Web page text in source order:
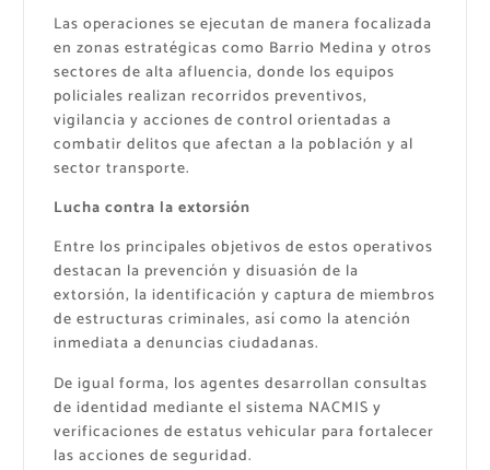
Las operaciones se ejecutan de manera focalizada
en zonas estratégicas como Barrio Medina y otros
sectores de alta afluencia, donde los equipos
policiales realizan recorridos preventivos,
vigilancia y acciones de control orientadas a
combatir delitos que afectan a la población y al
sector transporte.
Lucha contra la extorsión
Entre los principales objetivos de estos operativos
destacan la prevención y disuasión de la
extorsión, la identificación y captura de miembros
de estructuras criminales, así como la atención
inmediata a denuncias ciudadanas.
De igual forma, los agentes desarrollan consultas
de identidad mediante el sistema NACMIS y
verificaciones de estatus vehicular para fortalecer
las acciones de seguridad.